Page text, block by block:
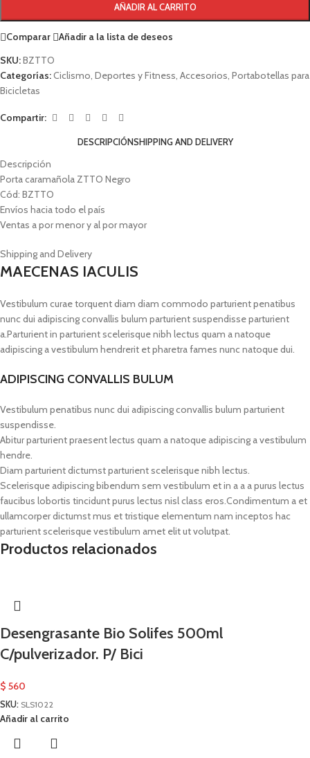
AÑADIR AL CARRITO
Comparar
Añadir a la lista de deseos
SKU:BZTTO
Categorías:Ciclismo Deportes y Fitness Accesorios Portabotellas para
Bicicletas
Compartir:
DESCRIPCIÓNSHIPPING AND DELIVERY
Descripción
Porta caramañola ZTTO Negro
Cód: BZTTO
Envíos hacia todo el país
Ventas a por menor y al por mayor
Shipping and Delivery
MAECENAS IACULIS
Vestibulum curae torquent diam diam commodo parturient penatibus
nunc dui adipiscing convallis bulum parturient suspendisse parturient
a.Parturient in parturient scelerisque nibh lectus quam a natoque
adipiscing a vestibulum hendrerit et pharetra fames nunc natoque dui.
ADIPISCING CONVALLIS BULUM
Vestibulum penatibus nunc dui adipiscing convallis bulum parturient
suspendisse.
Abitur parturient praesent lectus quam a natoque adipiscing a vestibulum
hendre.
Diam parturient dictumst parturient scelerisque nibh lectus.
Scelerisque adipiscing bibendum sem vestibulum et in a a a purus lectus
faucibus lobortis tincidunt purus lectus nisl class eros.Condimentum a et
ullamcorper dictumst mus et tristique elementum nam inceptos hac
parturient scelerisque vestibulum amet elit ut volutpat.
Productos relacionados
Desengrasante Bio Solifes 500ml
C/pulverizador. P/ Bici
$ 560
SKU: SLS1022
Añadir al carrito